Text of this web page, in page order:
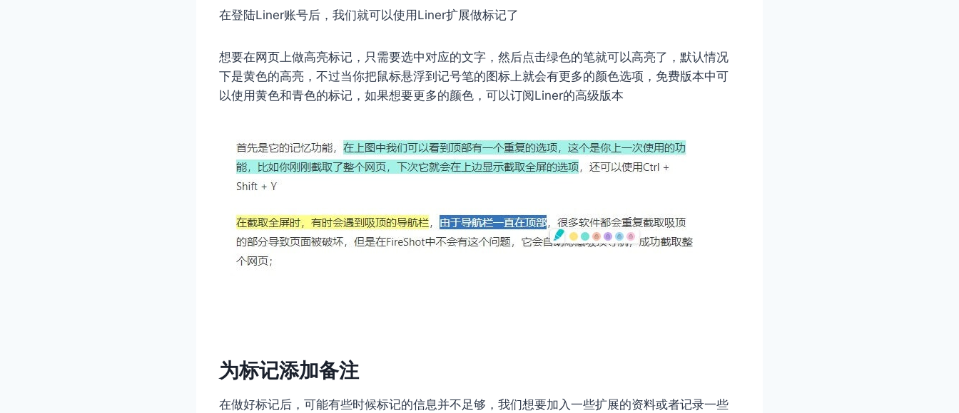
在登陆Liner账号后，我们就可以使用Liner扩展做标记了
想要在网页上做高亮标记，只需要选中对应的文字，然后点击绿色的笔就可以高亮了，默认情况
下是黄色的高亮，不过当你把鼠标悬浮到记号笔的图标上就会有更多的颜色选项，免费版本中可
以使用黄色和青色的标记，如果想要更多的颜色，可以订阅Liner的高级版本
为标记添加备注
在做好标记后，可能有些时候标记的信息并不足够，我们想要加入一些扩展的资料或者记录一些